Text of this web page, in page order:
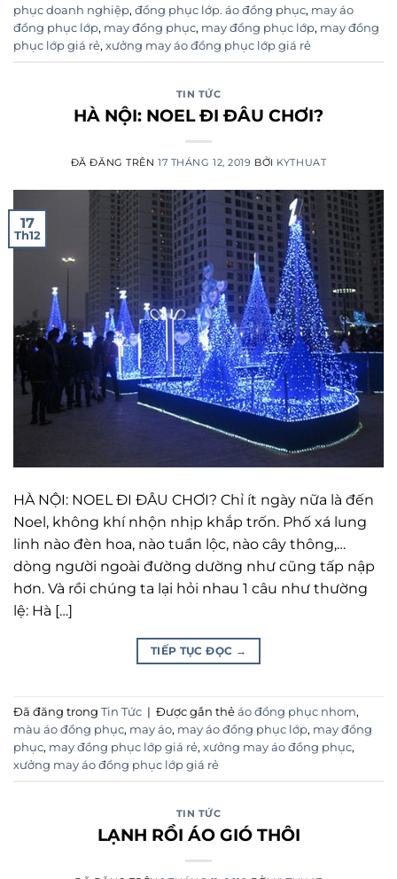
phục doanh nghiệp, đồng phục lớp. áo đồng phục, may áo
đồng phục lớp, may đồng phục, may đồng phục lớp, may đồng
phục lớp giá rẻ, xưởng may áo đồng phục lớp giá rẻ
TIN TỨC
HÀ NỘI: NOEL ĐI ĐÂU CHƠI?
ĐÃ ĐĂNG TRÊN 17 THÁNG 12, 2019 BỞI KYTHUAT
17
Th12
HÀ NỘI: NOEL ĐI ĐÂU CHƠI? Chỉ ít ngày nữa là đến
Noel, không khí nhộn nhịp khắp trốn. Phố xá lung
linh nào đèn hoa, nào tuần lộc, nào cây thông,…
dòng người ngoài đường dường như cũng tấp nập
hơn. Và rồi chúng ta lại hỏi nhau 1 câu như thường
lệ: Hà […]
TIẾP TỤC ĐỌC →
Đã đăng trong Tin Tức | Được gắn thẻ áo đồng phục nhom,
màu áo đồng phục, may áo, may áo đồng phục lớp, may đồng
phục, may đồng phục lớp giá rẻ, xưởng may áo đồng phục,
xưởng may áo đồng phục lớp giá rẻ
TIN TỨC
LẠNH RỒI ÁO GIÓ THÔI